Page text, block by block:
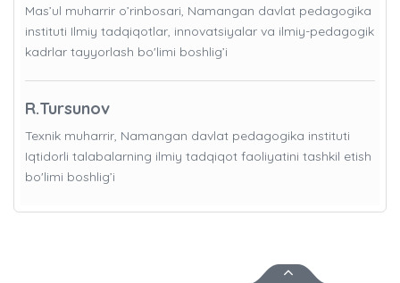
Mas’ul muharrir o’rinbosari, Namangan davlat pedagogika
instituti Ilmiy tadqiqotlar, innovatsiyalar va ilmiy-pedagogik
kadrlar tayyorlash bo'limi boshlig’i
R.Tursunov
Texnik muharrir, Namangan davlat pedagogika instituti
Iqtidorli talabalarning ilmiy tadqiqot faoliyatini tashkil etish
bo'limi boshlig’i